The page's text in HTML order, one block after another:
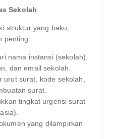
Sekolah
struktur yang baku,
penting:
nama instansi (sekolah),
dan email sekolah.
urut surat, kode sekolah,
surat.
tingkat urgensi surat
yang dilampirkan